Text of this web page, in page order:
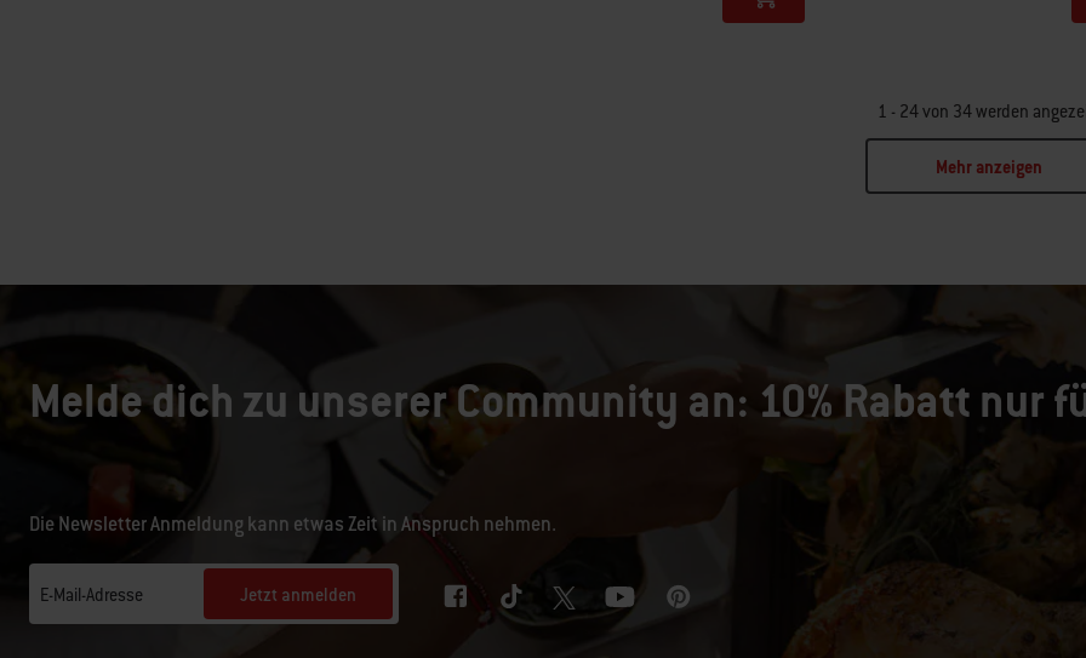
1 - 24 von 34 werden
Mehr anzeigen
Melde dich zu unserer Community an: 10% Rabatt nur
Die Newsletter Anmeldung kann etwas Zeit in Anspruch nehmen.
E-Mail-Adresse Jetzt anmelden